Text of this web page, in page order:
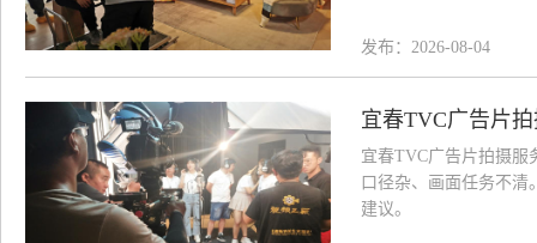
发布：2026-08-04
宜春TVC广告片
宜春TVC广告片拍摄服
口径杂、画面任务不
建议。